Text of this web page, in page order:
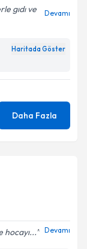
gıdı ve
Devamı
Haritada Göster
Daha Fazla
hocayı... Devamı